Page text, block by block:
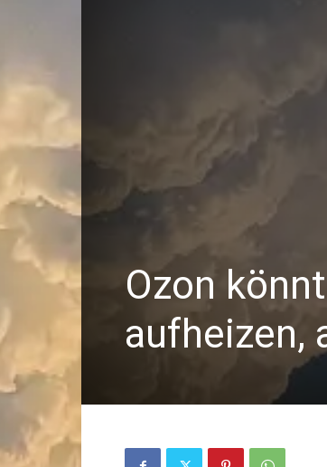
Ozon
aufheizen,